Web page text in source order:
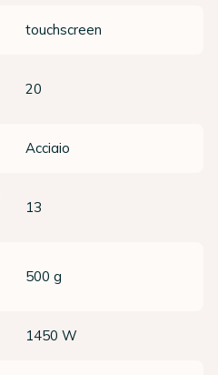
touchscreen
20
Acciaio
13
500 g
1450 W